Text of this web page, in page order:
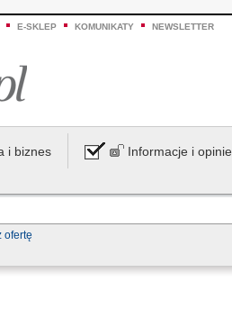
E-SKLEP KOMUNIKATY NEWSLETTER
i biznes Informacje i opinie
ofertę